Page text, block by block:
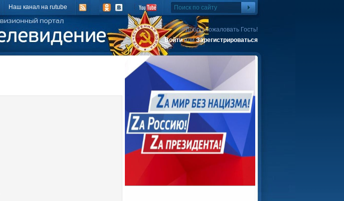
Наш канал на rutube
Добро пожаловать Гость!
ВойтиилиЗарегистрироваться